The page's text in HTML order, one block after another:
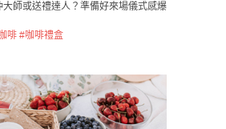
師或送禮達人？準備好來場儀式感爆
啡 #咖啡禮盒